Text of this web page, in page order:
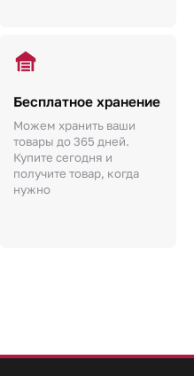
Бесплатное хранение
Можем хранить ваши
товары до 365 дней.
Купите сегодня и
получите товар, когда
нужно